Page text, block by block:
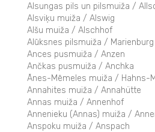
Alsungas pils un pilsmuiža /
Alsviķu muiža / Alswig
Alšu muiža / Alschhof
Alūksnes pilsmuiža / Marienburg
Ances pusmuiža / Anzen
Ančkas pusmuiža / Anchka
Ānes-Mēmeles muiža / Hahns-
Annahites muiža / Annahütte
Annas muiža / Annenhof
Annenieku (Annas) muiža /
Anspoku muiža / Anspach